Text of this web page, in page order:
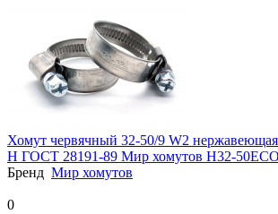
Хомут червячный 32-50/9 W2
Н ГОСТ 28191-89 Мир хомутов H32-
Бренд Мир хомутов
0